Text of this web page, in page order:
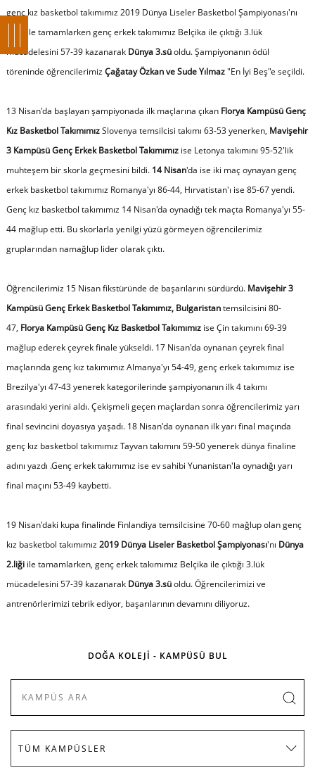
genç kız basketbol takımımız 2019 Dünya Liseler Basketbol Şampiyonası'nı
2.liği ile tamamlarken genç erkek takımımız Belçika ile çıktığı 3.lük
mücadelesini 57-39 kazanarak Dünya 3.süoldu. Şampiyonanın ödül
töreninde öğrencilerimizÇağatay Özkan ve Sude Yılmaz"En İyi Beş"e seçildi.
13 Nisan'da başlayan şampiyonada ilk maçlarına çıkanFlorya Kampüsü Genç
Kız Basketbol TakımımızSlovenya temsilcisi takımı 63-53 yenerken, Mavişehir
3 Kampüsü Genç Erkek Basketbol Takımımızise Letonya takımını 95-52'lik
muhteşem bir skorla geçmesini bildi. 14 Nisan'da ise iki maç oynayan genç
erkek basketbol takımımız Romanya'yı 86-44, Hırvatistan'ı ise 85-67 yendi.
Genç kız basketbol takımımız 14 Nisan'da oynadığı tek maçta Romanya'yı 55-
44 mağlup etti. Bu skorlarla yenilgi yüzü görmeyen öğrencilerimiz
gruplarından namağlup lider olarak çıktı.
Öğrencilerimiz 15 Nisan fikstüründe de başarılarını sürdürdü. Mavişehir 3
Kampüsü Genç Erkek Basketbol Takımımız, Bulgaristantemsilcisini 80-
47, Florya Kampüsü Genç Kız Basketbol Takımımızise Çin takımını 69-39
mağlup ederek çeyrek finale yükseldi. 17 Nisan'da oynanan çeyrek final
maçlarında genç kız takımımız Almanya'yı 54-49, genç erkek takımımız ise
Brezilya'yı 47-43 yenerek kategorilerinde şampiyonanın ilk 4 takımı
arasındaki yerini aldı. Çekişmeli geçen maçlardan sonra öğrencilerimiz yarı
final sevincini doyasıya yaşadı. 18 Nisan'da oynanan ilk yarı final maçında
genç kız basketbol takımımız Tayvan takımını 59-50 yenerek dünya finaline
adını yazdı .Genç erkek takımımız ise ev sahibi Yunanistan'la oynadığı yarı
final maçını 53-49 kaybetti.
19 Nisan'daki kupa finalinde Finlandiya temsilcisine 70-60 mağlup olan genç
kız basketbol takımımız2019 Dünya Liseler Basketbol Şampiyonası'nı Dünya
2.liğiile tamamlarken, genç erkek takımımız Belçika ile çıktığı 3.lük
mücadelesini 57-39 kazanarak Dünya 3.süoldu. Öğrencilerimizi ve
antrenörlerimizi tebrik ediyor, başarılarının devamını diliyoruz.
DOĞA KOLEJİ - KAMPÜSÜ BUL